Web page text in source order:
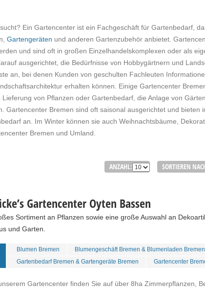
Ein Gartencenter ist ein Fachgeschäft für Gartenbedarf,
Gartengeräten und anderen Gartenzubehör anbietet.
und sind oft in großen Einzelhandelskomplexen oder als
ausgerichtet, die Bedürfnisse von Hobbygärtnern und
an, bei denen Kunden von geschulten Fachleuten
erhalten können. Einige Gartencenter
von Pflanzen oder Gartenbedarf, die Anlage von
Gartencenter Bremen sind oft saisonal ausgerichtet und bieten
an. Im Winter können sie auch Weihnachtsbäume,
Bremen und Umland.
ANZAHL: SORTIEREN
Gartencenter Oyten Bassen
Sortiment an Pflanzen sowie eine große Auswahl an
und Garten.
Blumen Bremen
Blumengeschäft Bremen & Blumenladen Bremen
Gartenbedarf Bremen & Gartengeräte Bremen
Gartencenter
Gartencenter finden Sie auf über 8ha Zimmerpflanzen,